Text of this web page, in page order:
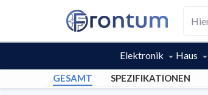
Elektronik Haus
GESAMT SPEZIFIKATIONEN